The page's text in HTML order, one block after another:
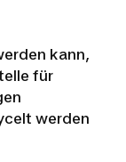
kann,
für
werden